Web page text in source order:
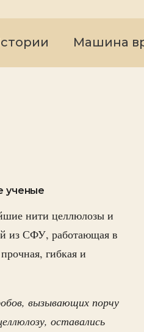
Машина
ученые
нити целлюлозы и
из СФУ, работающая в
гибкая и
вызывающих порчу
оставались